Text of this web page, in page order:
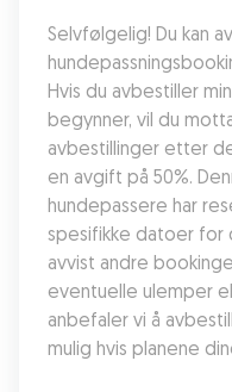
Selvfølgelig! Du kan
Hvis du avbestiller
begynner, vil du
avbestillinger etter
en avgift på 50%.
hundepassere har
spesifikke datoer for
avvist andre
eventuelle ulemper
anbefaler vi å
mulig hvis planene